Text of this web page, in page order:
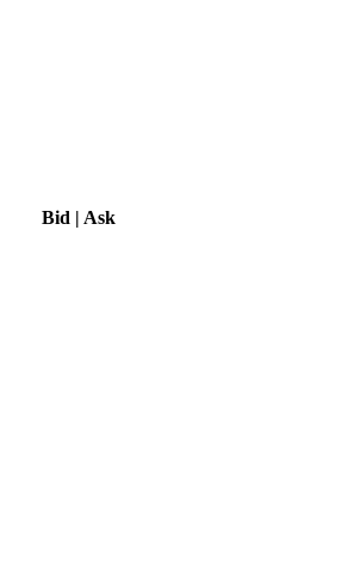
Bid | Ask